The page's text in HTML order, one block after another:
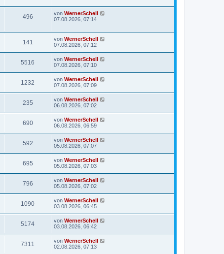
496 von WernerSchell
07.08.2026, 07:14
141 von WernerSchell
07.08.2026, 07:12
5516 von WernerSchell
07.08.2026, 07:10
1232 von WernerSchell
07.08.2026, 07:09
235 von WernerSchell
06.08.2026, 07:02
690 von WernerSchell
06.08.2026, 06:59
592 von WernerSchell
05.08.2026, 07:07
695 von WernerSchell
05.08.2026, 07:03
796 von WernerSchell
05.08.2026, 07:02
1090 von WernerSchell
03.08.2026, 06:45
5174 von WernerSchell
03.08.2026, 06:42
7311 von WernerSchell
02.08.2026, 07:13